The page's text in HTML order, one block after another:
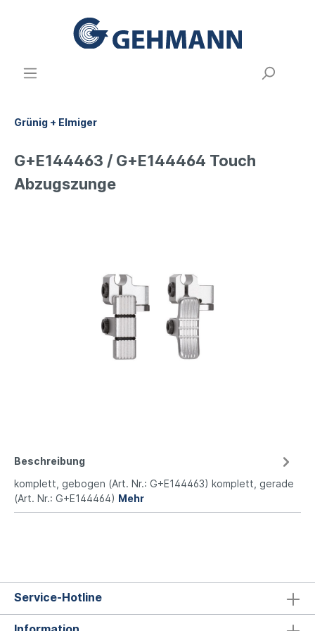
Grünig + Elmiger
G+E144463 / G+E144464 Touch
Abzugszunge
Beschreibung
komplett, gebogen (Art. Nr.: G+E144463) komplett, gerade
(Art. Nr.: G+E144464) Mehr
Service-Hotline